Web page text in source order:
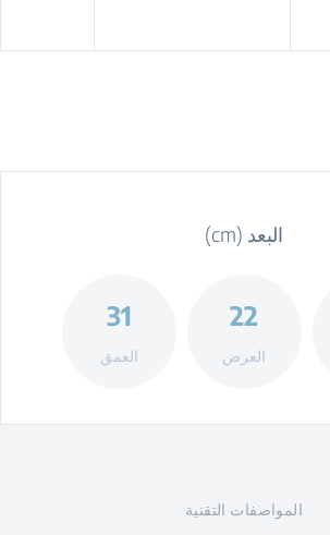
البعد (cm)
22
العرض
31
العمق
المواصفات التقنية